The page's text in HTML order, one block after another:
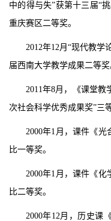
中的得与失”获第十三届“
重庆赛区二等奖。
2012年12月“现代教学
届西南大学教学成果二等奖
2011年8月，《课堂教
次社会科学优秀成果奖”三
2000年1 月，课件《光
比一等奖。
2000年1 月，课件《化
比二等奖。
2000年12月，历史课